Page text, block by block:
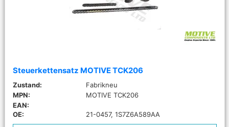
Steuerkettensatz MOTIVE TCK206
Zustand:
Fabrikneu
MPN:
MOTIVE TCK206
EAN:
OE:
21-0457, 1S7Z6A589AA